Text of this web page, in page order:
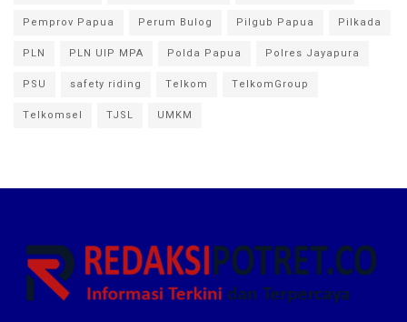
Pemprov Papua
Perum Bulog Pilgub Papua
Pilkada
PLN
PLN UIP MPA Polda Papua
Polres Jayapura
PSU
safety riding Telkom
TelkomGroup
Telkomsel
TJSL UMKM